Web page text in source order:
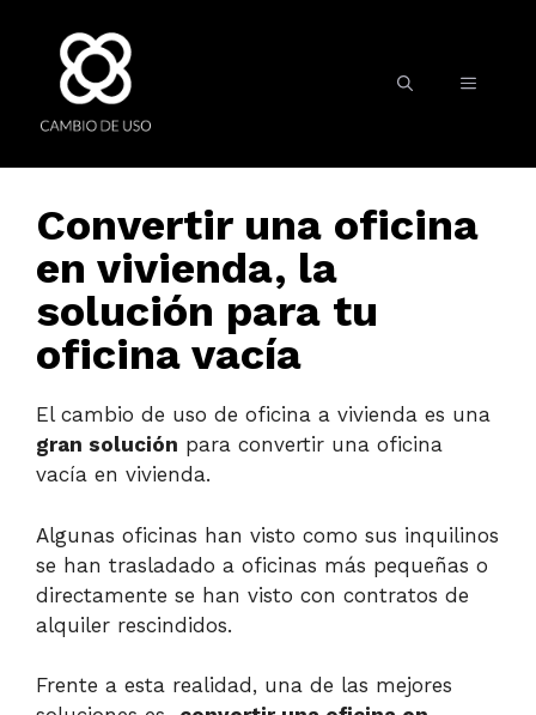
Convertir una oficina
en vivienda, la
solución para tu
oficina vacía
El cambio de uso de oficina a vivienda es una
gran solución para convertir una oficina
vacía en vivienda.
Algunas oficinas han visto como sus inquilinos
se han trasladado a oficinas más pequeñas o
directamente se han visto con contratos de
alquiler rescindidos.
Frente a esta realidad, una de las mejores